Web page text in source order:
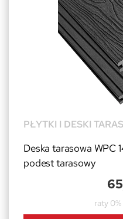
PŁYTKI I DESKI
Deska tarasowa WPC
podest tarasowy
raty 0%